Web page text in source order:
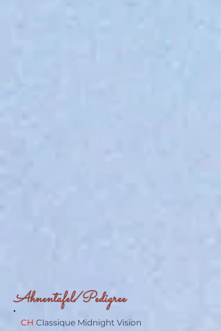
Ahnentafel/Pedigree
CH Classique Midnight Vision